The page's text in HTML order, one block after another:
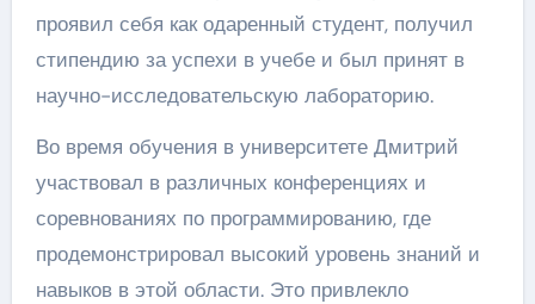
проявил себя как одаренный студент, получил
стипендию за успехи в учебе и был принят в
научно-исследовательскую лабораторию.
Во время обучения в университете Дмитрий
участвовал в различных конференциях и
соревнованиях по программированию, где
продемонстрировал высокий уровень знаний и
навыков в этой области. Это привлекло